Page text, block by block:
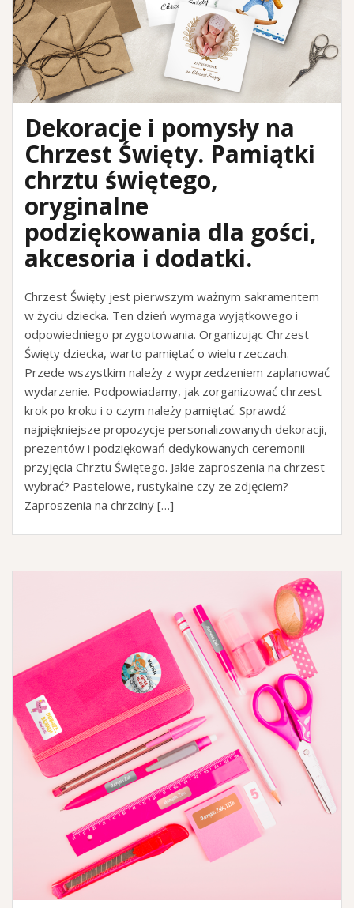
Dekoracje i pomysły na
Chrzest Święty. Pamiątki
chrztu świętego,
oryginalne
podziękowania dla gości,
akcesoria i dodatki.
Chrzest Święty jest pierwszym ważnym sakramentem
w życiu dziecka. Ten dzień wymaga wyjątkowego i
odpowiedniego przygotowania. Organizując Chrzest
Święty dziecka, warto pamiętać o wielu rzeczach.
Przede wszystkim należy z wyprzedzeniem zaplanować
wydarzenie. Podpowiadamy, jak zorganizować chrzest
krok po kroku i o czym należy pamiętać. Sprawdź
najpiękniejsze propozycje personalizowanych dekoracji,
prezentów i podziękowań dedykowanych ceremonii
przyjęcia Chrztu Świętego. Jakie zaproszenia na chrzest
wybrać? Pastelowe, rustykalne czy ze zdjęciem?
Zaproszenia na chrzciny […]